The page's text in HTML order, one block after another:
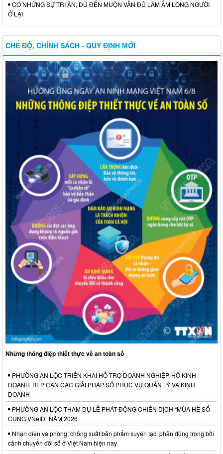
CÓ NHỮNG SỰ TRI ÂN, DÙ ĐẾN MUỘN VẪN ĐỦ LÀM ẤM LÒNG NGƯỜI
Ở LẠI
CHẾ ĐỘ, CHÍNH SÁCH - QUY ĐỊNH MỚI
Những thông điệp thiết thực về an toàn số
PHƯỜNG AN LỘC TRIỂN KHAI HỖ TRỢ DOANH NGHIỆP, HỘ KINH
DOANH TIẾP CẬN CÁC GIẢI PHÁP SỐ PHỤC VỤ QUẢN LÝ VÀ KINH
DOANH
PHƯỜNG AN LỘC THAM DỰ LỄ PHÁT ĐỘNG CHIẾN DỊCH “MÙA HÈ SỐ
CÙNG VNeID” NĂM 2026
Nhận diện và phòng, chống xuất bản phẩm xuyên tạc, phản động trong bối
cảnh chuyển đổi số ở Việt Nam hiện nay